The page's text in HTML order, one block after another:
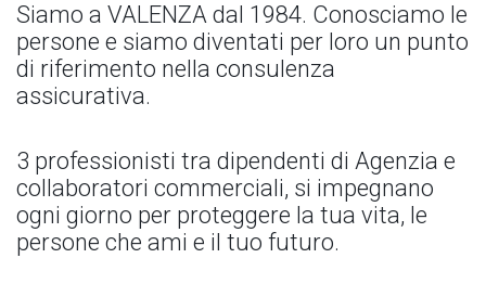
Siamo a VALENZA dal 1984. Conosciamo le
persone e siamo diventati per loro un punto
di riferimento nella consulenza
assicurativa.
3 professionisti tra dipendenti di Agenzia e
collaboratori commerciali, si impegnano
ogni giorno per proteggere la tua vita, le
persone che ami e il tuo futuro.